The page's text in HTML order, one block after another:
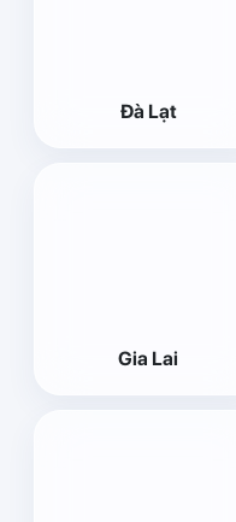
Đà Lạt
Gia Lai